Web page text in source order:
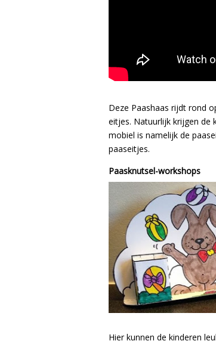
Deze Paashaas rijdt rond
eitjes. Natuurlijk krijgen de
mobiel is namelijk de
paaseitjes.
Paasknutsel-workshops
Hier kunnen de kinderen